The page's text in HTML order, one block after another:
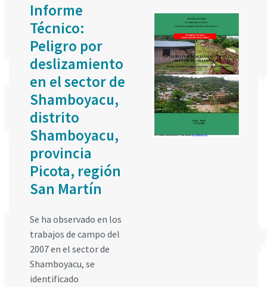
Informe
Técnico:
Peligro por
deslizamiento
en el sector de
Shamboyacu,
distrito
Shamboyacu,
provincia
Picota, región
San Martín
Se ha observado en los
trabajos de campo del
2007 en el sector de
Shamboyacu, se
identificado